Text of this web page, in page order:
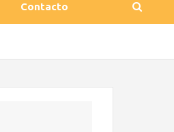
Contacto